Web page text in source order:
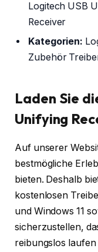
Logitech USB
Receiver
Kategorien:
Zubehör
Laden Sie
Unifying
Auf unserer
bestmögliche
bieten. Deshalb
kostenlosen
und Windows 11
sicherzustellen,
reibungslos